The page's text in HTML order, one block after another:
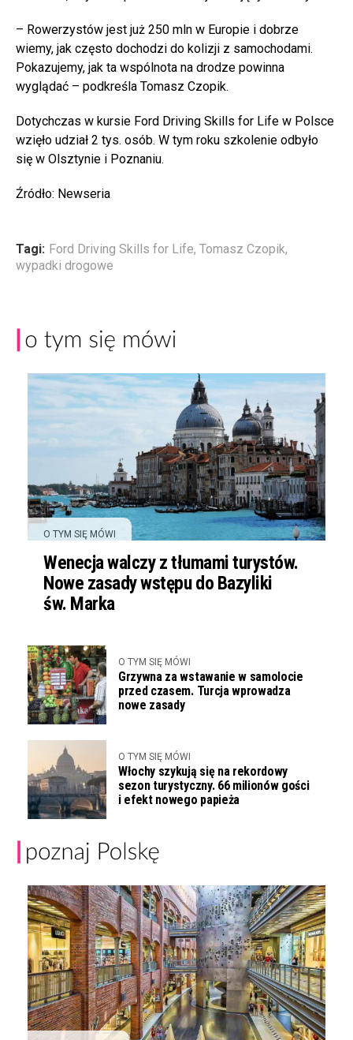
– Rowerzystów jest już 250 mln w Europie i dobrze
wiemy, jak często dochodzi do kolizji z samochodami.
Pokazujemy, jak ta wspólnota na drodze powinna
wyglądać – podkreśla Tomasz Czopik.
Dotychczas w kursie Ford Driving Skills for Life w Polsce
wzięło udział 2 tys. osób. W tym roku szkolenie odbyło
się w Olsztynie i Poznaniu.
Źródło: Newseria
Tagi: Ford Driving Skills for Life, Tomasz Czopik,
wypadki drogowe
O TYM SIĘ MÓWI
Wenecja walczy z tłumami turystów.
Nowe zasady wstępu do Bazyliki
św. Marka
O TYM SIĘ MÓWI
Grzywna za wstawanie w samolocie
przed czasem. Turcja wprowadza
nowe zasady
O TYM SIĘ MÓWI
Włochy szykują się na rekordowy
sezon turystyczny. 66 milionów gości
i efekt nowego papieża